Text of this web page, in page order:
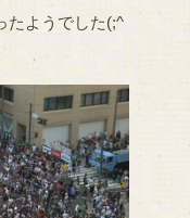
たようでした(;^